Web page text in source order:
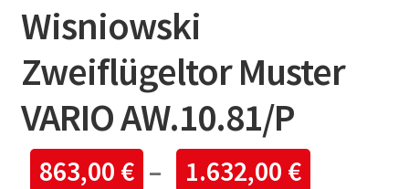
Wisniowski
Zweiflügeltor Muster
VARIO AW.10.81/P
863,00 € – 1.632,00 €